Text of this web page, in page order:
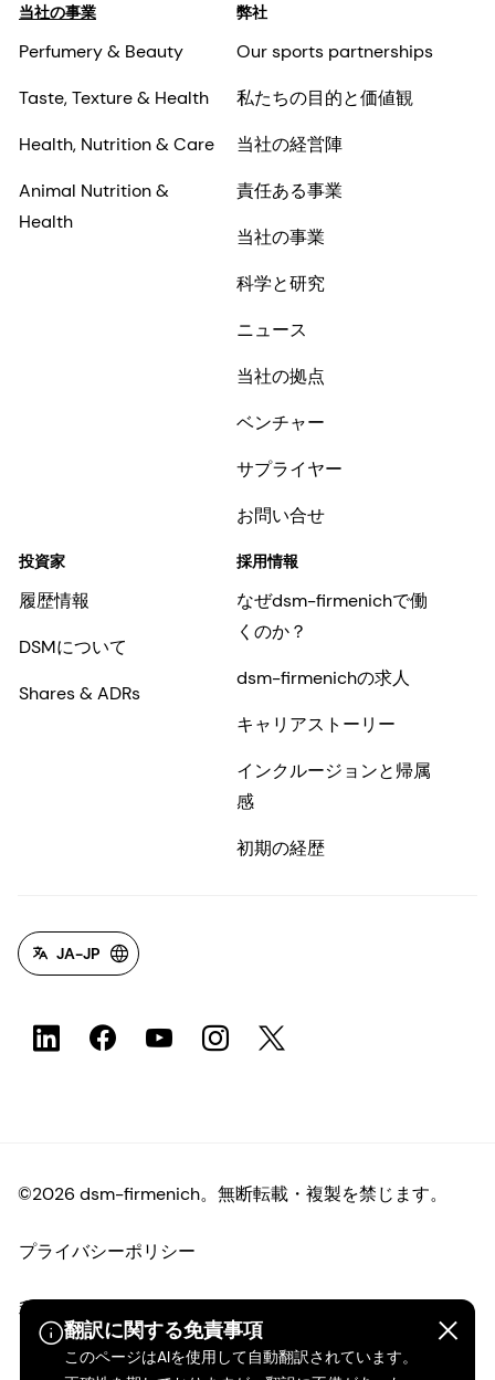
翻訳に関する免責事項
このページはAIを使用して自動翻訳されています。
当社の事業
Perfumery & Beauty
Taste, Texture & Health
Health, Nutrition & Care
Animal Nutrition &
Health
弊社
Our sports partnerships
私たちの目的と価値観
当社の経営陣
責任ある事業
当社の事業
科学と研究
ニュース
当社の拠点
ベンチャー
サプライヤー
お問い合せ
投資家
履歴情報
DSMについて
Shares & ADRs
採用情報
なぜdsm-firmenichで働
くのか？
dsm-firmenichの求人
キャリアストーリー
インクルージョンと帰属
感
初期の経歴
JA-JP
©2026 dsm-firmenich。無断転載・複製を禁じます。
プライバシーポリシー
利用規約
ご利用条件